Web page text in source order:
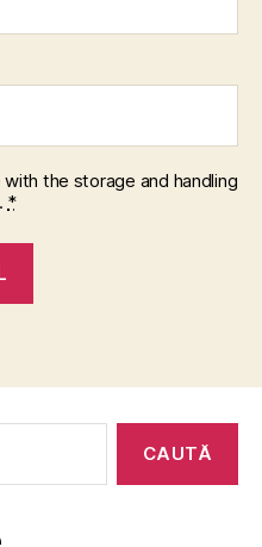
the storage and handling
*